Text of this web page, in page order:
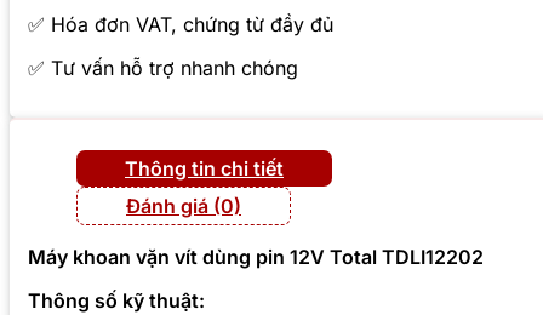
✅ Hóa đơn VAT, chứng từ đầy đủ
✅ Tư vấn hỗ trợ nhanh chóng
Thông tin chi tiết
Đánh giá (0)
Máy khoan vặn vít dùng pin 12V Total TDLI12202
Thông số kỹ thuật: